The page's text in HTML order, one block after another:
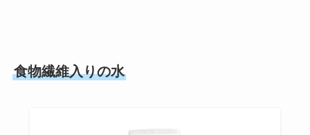
食物繊維入りの水